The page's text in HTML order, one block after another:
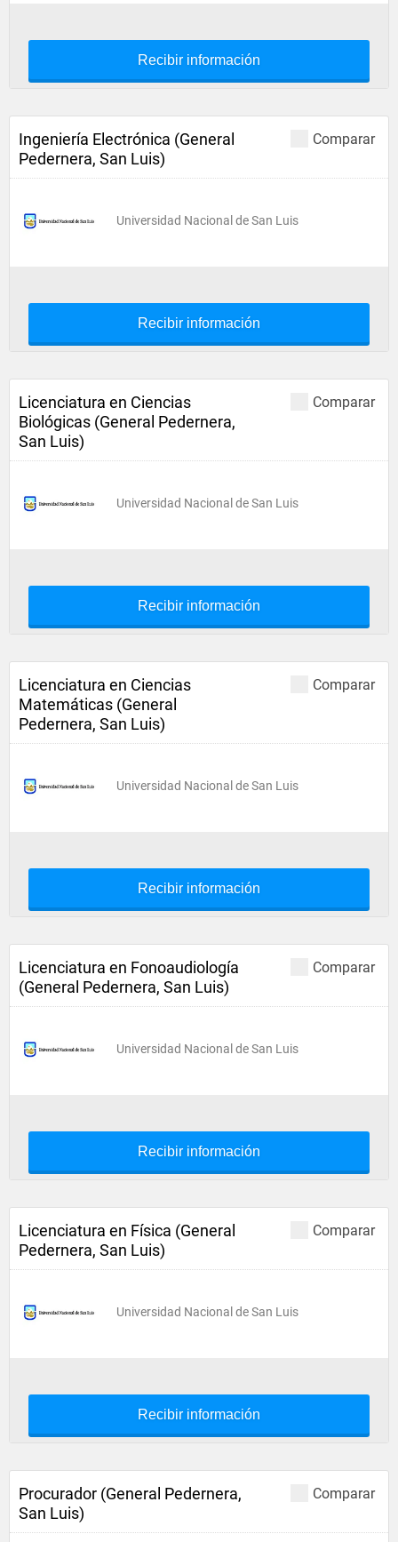
Recibir información
Comparar
Ingeniería Electrónica (General
Pedernera, San Luis)
Universidad Nacional de San Luis
Recibir información
Comparar
Licenciatura en Ciencias
Biológicas (General Pedernera,
San Luis)
Universidad Nacional de San Luis
Recibir información
Comparar
Licenciatura en Ciencias
Matemáticas (General
Pedernera, San Luis)
Universidad Nacional de San Luis
Recibir información
Comparar
Licenciatura en Fonoaudiología
(General Pedernera, San Luis)
Universidad Nacional de San Luis
Recibir información
Comparar
Licenciatura en Física (General
Pedernera, San Luis)
Universidad Nacional de San Luis
Recibir información
Comparar
Procurador (General Pedernera,
San Luis)